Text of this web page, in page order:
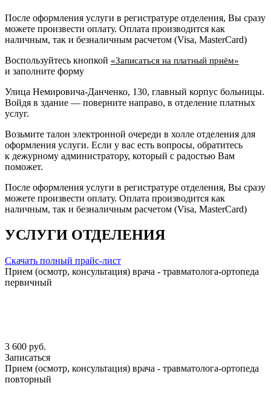
После оформления услуги в регистратуре отделения, Вы сразу
можете произвести оплату. Оплата производится как
наличным, так и безналичным расчетом (Visa, MasterCard)
Воспользуйтесь кнопкой «Записаться на платный приём»
и заполните форму
Улица Немировича-Данченко, 130, главный корпус больницы.
Войдя в здание — поверните направо, в отделение платных
услуг.
Возьмите талон электронной очереди в холле отделения для
оформления услуги. Если у вас есть вопросы, обратитесь
к дежурному администратору, который с радостью Вам
поможет.
После оформления услуги в регистратуре отделения, Вы сразу
можете произвести оплату. Оплата производится как
наличным, так и безналичным расчетом (Visa, MasterCard)
УСЛУГИ ОТДЕЛЕНИЯ
Скачать полный прайс-лист
Прием (осмотр, консультация) врача - травматолога-ортопеда
первичный
3 600 руб.
Записаться
Прием (осмотр, консультация) врача - травматолога-ортопеда
повторный